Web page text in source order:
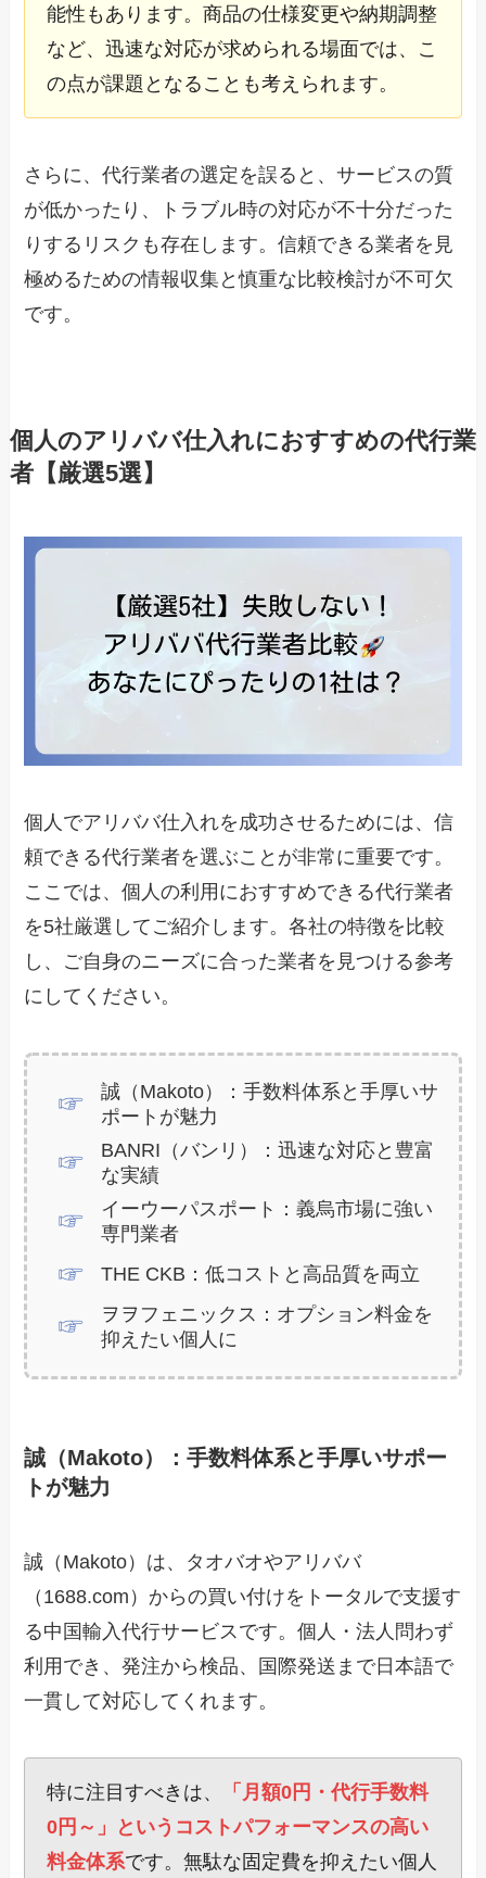
能性もあります。商品の仕様変更や納期調整
など、迅速な対応が求められる場面では、こ
の点が課題となることも考えられます。
さらに、代行業者の選定を誤ると、サービスの質
が低かったり、トラブル時の対応が不十分だった
りするリスクも存在します。信頼できる業者を見
極めるための情報収集と慎重な比較検討が不可欠
です。
個人のアリババ仕入れにおすすめの代行業
者【厳選5選】
個人でアリババ仕入れを成功させるためには、信
頼できる代行業者を選ぶことが非常に重要です。
ここでは、個人の利用におすすめできる代行業者
を5社厳選してご紹介します。各社の特徴を比較
し、ご自身のニーズに合った業者を見つける参考
にしてください。
誠（Makoto）：手数料体系と手厚いサ
ポートが魅力
BANRI（バンリ）：迅速な対応と豊富
な実績
イーウーパスポート：義烏市場に強い
専門業者
THE CKB：低コストと高品質を両立
ヲヲフェニックス：オプション料金を
抑えたい個人に
誠（Makoto）：手数料体系と手厚いサポー
トが魅力
誠（Makoto）は、タオバオやアリババ
（1688.com）からの買い付けをトータルで支援す
る中国輸入代行サービスです。個人・法人問わず
利用でき、発注から検品、国際発送まで日本語で
一貫して対応してくれます。
特に注目すべきは、
「月額0円・代行手数料
0円～」というコストパフォーマンスの高い
料金体系です。無駄な固定費を抑えたい個人